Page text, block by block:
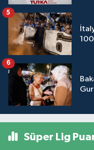
5
6
Süper Lig